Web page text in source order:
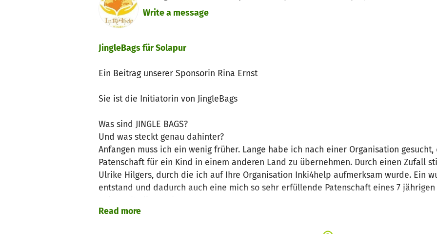
Write a message
JingleBags für Solapur
Ein Beitrag unserer Sponsorin Rina Ernst
Sie ist die Initiatorin von JingleBags
Was sind JINGLE BAGS?
Und was steckt genau dahinter?
Anfangen muss ich ein wenig früher. Lange habe ich nach einer Organisation
Patenschaft für ein Kind in einem anderen Land zu übernehmen. Durch einen Zufall
Ulrike Hilgers, durch die ich auf Ihre Organisation Inki4help aufmerksam wurde. Ein
entstand und dadurch auch eine mich so sehr erfüllende Patenschaft eines 7 jährigen
Zu Weihnachten schickte ich meinem Patenkind nun ein wundervolles Paket und es
Read more